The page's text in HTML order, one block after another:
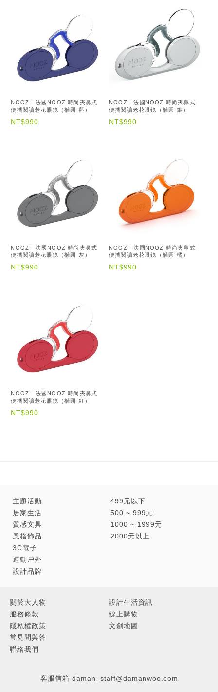
NOOZ | 法國NOOZ 時尚夾鼻式
便攜閱讀老花眼鏡（橢圓-藍）
NT$990
NOOZ | 法國NOOZ 時尚夾鼻式
便攜閱讀老花眼鏡（橢圓-銀）
NT$990
NOOZ | 法國NOOZ 時尚夾鼻式
便攜閱讀老花眼鏡（橢圓-灰）
NT$990
NOOZ | 法國NOOZ 時尚夾鼻式
便攜閱讀老花眼鏡（橢圓-橘）
NT$990
NOOZ | 法國NOOZ 時尚夾鼻式
便攜閱讀老花眼鏡（橢圓-紅）
NT$990
設計生活資訊
線上購物
文創地圖
關於大人物
服務條款
隱私權政策
常見問與答
聯絡我們
主題活動
居家生活
質感文具
風格飾品
3C電子
運動戶外
設計品牌
499元以下
500 ~ 999元
1000 ~ 1999元
2000元以上
客服信箱 daman_staff@damanwoo.com